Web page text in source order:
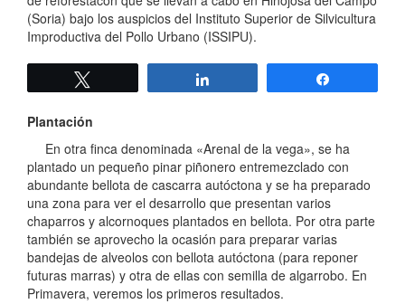
(Soria) bajo los auspicios del Instituto Superior de Silvicultura
Improductiva del Pollo Urbano (ISSIPU).
Plantación
En otra finca denominada «Arenal de la vega», se ha
plantado un pequeño pinar piñonero entremezclado con
abundante bellota de cascarra autóctona y se ha preparado
una zona para ver el desarrollo que presentan varios
chaparros y alcornoques plantados en bellota. Por otra parte
también se aprovecho la ocasión para preparar varias
bandejas de alveolos con bellota autóctona (para reponer
futuras marras) y otra de ellas con semilla de algarrobo. En
Primavera, veremos los primeros resultados.